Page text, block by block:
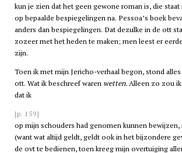
kun je zien dat het geen gewone roman is, die
op bepaalde bespiegelingen na. Pessoa’s boek
anders dan bespiegelingen. Dat dezulke in de ott
zozeer met het heden te maken; men leest er
zijn.
Toen ik met mijn Jericho-verhaal begon, stond
ott. Wat ik beschreef waren wetten.Alleen zo zou
dat ik
[p. 159]
op mijn schouders had genomen kunnen bewijzen,
(want wat altijd geldt, geldt ook in het bijzondere
de ovt te bedienen, toen kreeg mijn overtuiging